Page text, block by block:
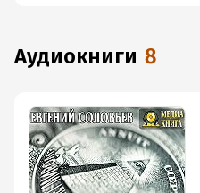
аудиокниги 8